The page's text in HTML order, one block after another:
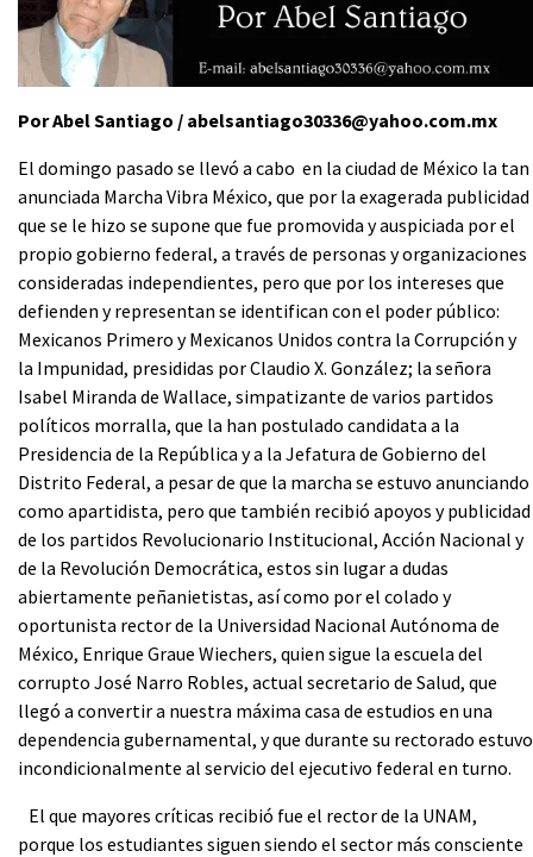
Por Abel Santiago / abelsantiago30336@yahoo.com.mx
El domingo pasado se llevó a cabo en la ciudad de México la tan
anunciada Marcha Vibra México, que por la exagerada publicidad
que se le hizo se supone que fue promovida y auspiciada por el
propio gobierno federal, a través de personas y organizaciones
consideradas independientes, pero que por los intereses que
defienden y representan se identifican con el poder público:
Mexicanos Primero y Mexicanos Unidos contra la Corrupción y
la Impunidad, presididas por Claudio X. González; la señora
Isabel Miranda de Wallace, simpatizante de varios partidos
políticos morralla, que la han postulado candidata a la
Presidencia de la República y a la Jefatura de Gobierno del
Distrito Federal, a pesar de que la marcha se estuvo anunciando
como apartidista, pero que también recibió apoyos y publicidad
de los partidos Revolucionario Institucional, Acción Nacional y
de la Revolución Democrática, estos sin lugar a dudas
abiertamente peñanietistas, así como por el colado y
oportunista rector de la Universidad Nacional Autónoma de
México, Enrique Graue Wiechers, quien sigue la escuela del
corrupto José Narro Robles, actual secretario de Salud, que
llegó a convertir a nuestra máxima casa de estudios en una
dependencia gubernamental, y que durante su rectorado estuvo
incondicionalmente al servicio del ejecutivo federal en turno.
El que mayores críticas recibió fue el rector de la UNAM,
porque los estudiantes siguen siendo el sector más consciente